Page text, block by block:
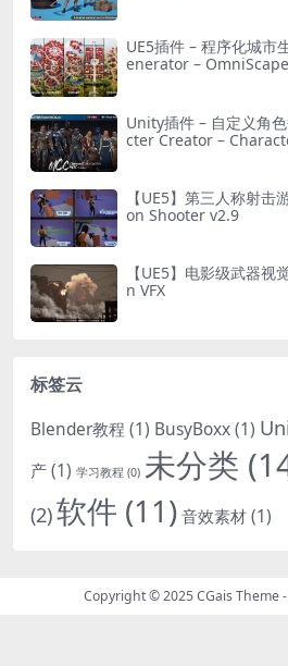
UE5插件 – 程序化城
enerator – OmniScape
Unity插件 – 自定义角
cter Creator –
【UE5】第三人称射
on Shooter v2.9
【UE5】电影级武器
n VFX
标签云
Blender教程(1) BusyBoxx(1)
产(1) 学习教程 (0) 未分类
(2)软件 (11)音效素材(1)
Copyright © 2025CGais Theme-